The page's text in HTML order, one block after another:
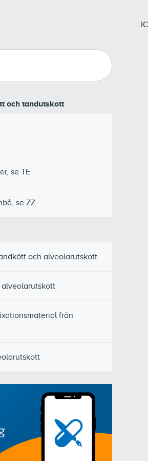
och tandutskott
se TE
se ZZ
och alveolarutskott
från